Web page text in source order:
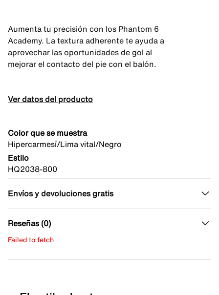
Aumenta tu precisión con los Phantom 6
Academy. La textura adherente te ayuda a
aprovechar las oportunidades de gol al
mejorar el contacto del pie con el balón.
Ver datos del producto
Color que se muestra
Hipercarmesí/Lima vital/Negro
Estilo
HQ2038-800
Envíos y devoluciones gratis
Reseñas (0)
Failed to fetch